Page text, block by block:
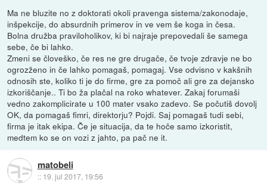
Ma ne bluzite no z doktorati okoli pravenga sistema/zakonodaje,
inšpekcije, do absurdnih primerov in ve vem še koga in česa.
Bolna družba praviloholikov, ki bi najraje prepovedali še samega
sebe, če bi lahko.
Zmeni se človeško, če res ne gre drugače, če tvoje zdravje ne bo
ogrozženo in če lahko pomagaš, pomagaj. Vse odvisno v kakšnih
odnosih ste, koliko ti je do firme, gre za pomoč ali gre za dejansko
izkoriščanje.. Ti bo ža plačal na roko whatever. Zakaj forumaši
vedno zakomplicirate u 100 mater vsako zadevo. Se počutiš dovolj
OK, da pomagaš fimri, direktorju? Pojdi. Saj pomagaš tudi sebi,
firma je itak ekipa. Če je situacija, da te hoče samo izkoristit,
medtem ko se on vozi z jahto, pa pač ne it.
matobeli
:: 19. jul 2017, 19:56